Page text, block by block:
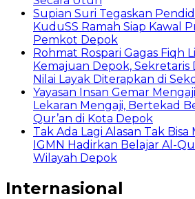
Supian Suri Tegaskan
KuduSS Ramah Siap Kawal
Pemkot Depok
Rohmat Rospari Gagas
Kemajuan Depok, Sekretaris
Nilai Layak Diterapkan di
Yayasan Insan Gemar
Lekaran Mengaji, Bertekad
Qur’an di Kota Depok
Tak Ada Lagi Alasan Tak Bisa
IGMN Hadirkan Belajar Al-
Wilayah Depok
Internasional